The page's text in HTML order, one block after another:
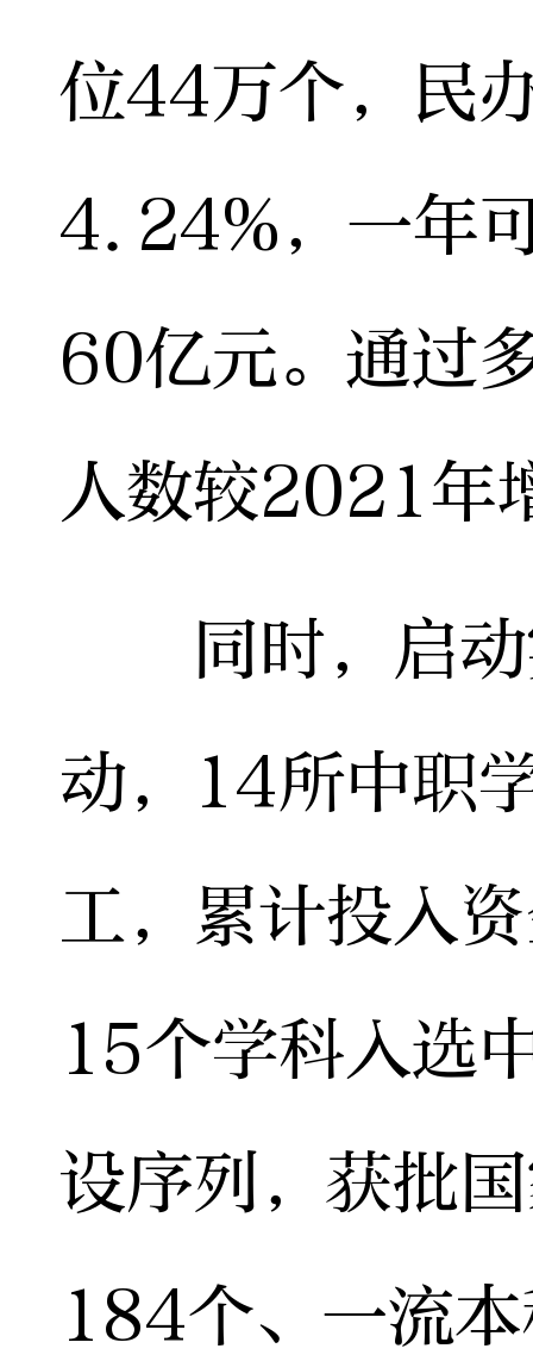
位44万个，民
4.24%，一年
60亿元。通过
人数较2021年
同时，启动
动，14所中职
工，累计投入
15个学科入选
设序列，获批
184个、一流